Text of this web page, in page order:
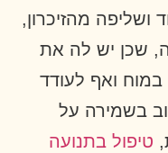
ושליפה מהזיכרון,
שכן יש לה את
במוח ואף לעודד
בשמירה על
טיפול בתנועה